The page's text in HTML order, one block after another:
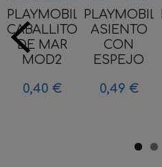
PLAYMOBIL
CABALLITO
DE MAR
MOD2
0,40 €
PLAYMOBIL
ASIENTO
CON
ESPEJO
0,49 €